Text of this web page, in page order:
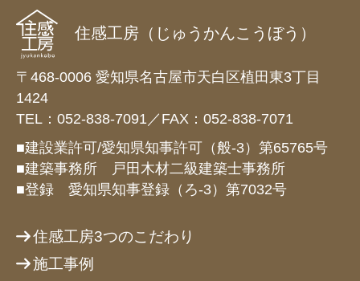
住感工房（じゅうかんこうぼう）
〒468-0006 愛知県名古屋市天白区植田東3丁目
1424
TEL：052-838-7091／FAX：052-838-7071
■建設業許可/愛知県知事許可（般-3）第65765号
■建築事務所 戸田木材二級建築士事務所
■登録 愛知県知事登録（ろ-3）第7032号
住感工房3つのこだわり
施工事例